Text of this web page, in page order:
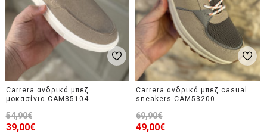
Carrera ανδρικά μπεζ
μοκασίνια CAM85104
39,00€
54,90€
Carrera ανδρικά μπεζ casual
sneakers CAM53200
49,00€
69,90€